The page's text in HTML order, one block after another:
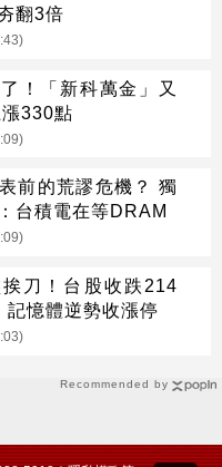
Recommended by
翻3倍
！「新科萬金」又
330點
前的荒謬危機？ 獨
台積電在等DRAM
刀！台股收跌214
記憶體逆勢收漲停